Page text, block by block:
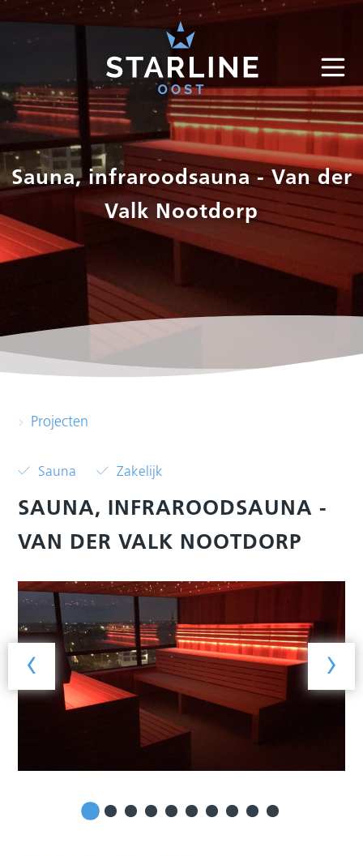
Sauna, infraroodsauna - Van der
Valk Nootdorp
Projecten
Sauna Zakelijk
SAUNA, INFRAROODSAUNA -
VAN DER VALK NOOTDORP
‹ ›